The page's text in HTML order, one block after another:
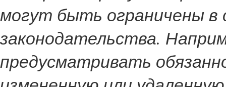
могут быть ограничены
законодательства.
предусматривать